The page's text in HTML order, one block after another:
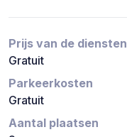
Prijs van de diensten
Gratuit
Parkeerkosten
Gratuit
Aantal plaatsen